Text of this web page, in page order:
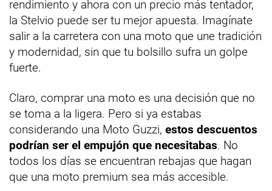
rendimiento y ahora con un precio más tentador,
la Stelvio puede ser tu mejor apuesta. Imagínate
salir a la carretera con una moto que une tradición
y modernidad, sin que tu bolsillo sufra un golpe
fuerte.
Claro, comprar una moto es una decisión que no
se toma a la ligera. Pero si ya estabas
considerando una Moto Guzzi, estos descuentos
podrían ser el empujón que necesitabas. No
todos los días se encuentran rebajas que hagan
que una moto premium sea más accesible.